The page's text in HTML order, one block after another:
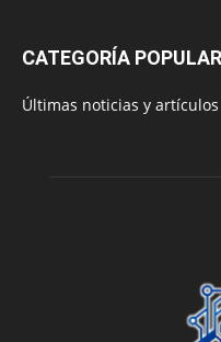
CATEGORÍA POPULAR
Últimas noticias y artículos